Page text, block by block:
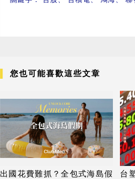
您也可能喜歡這些文章
出國花費難抓？全包式海島假
台